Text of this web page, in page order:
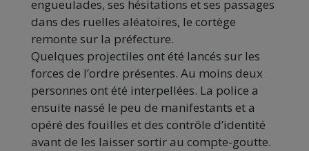
engueulades, ses hésitations et ses passages
dans des ruelles aléatoires, le cortège
remonte sur la préfecture.
Quelques projectiles ont été lancés sur les
forces de l’ordre présentes. Au moins deux
personnes ont été interpellées. La police a
ensuite nassé le peu de manifestants et a
opéré des fouilles et des contrôle d’identité
avant de les laisser sortir au compte-goutte.